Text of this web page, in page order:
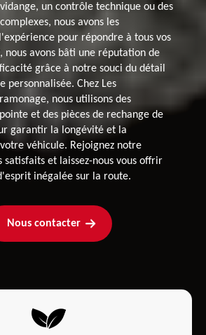
un contrôle technique ou des
nous avons les
pour répondre à tous vos
nous avons bâti une réputation de
grâce à notre souci du détail
personnalisée. Chez Les
nous utilisons des
et des pièces de rechange de
garantir la longévité et la
véhicule. Rejoignez notre
et laissez-nous vous offrir
inégalée sur la route.
Nous contacter